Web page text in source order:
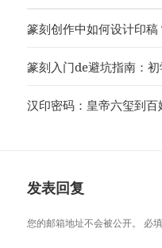
篆刻创作中如何设计印
篆刻入门de避坑指南：
汉印密码：皇帝六玺到
发表回复
您的邮箱地址不会被公开。 必